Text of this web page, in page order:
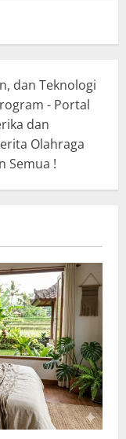
dan Teknologi
- Portal
dan
Olahraga
Semua !